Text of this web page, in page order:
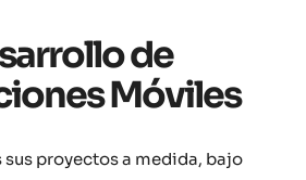
CONTACT
de
Móviles
proyectos a medida, bajo